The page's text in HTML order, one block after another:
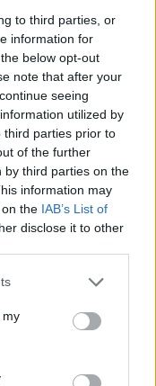
to third parties, or
information for
below opt-out
note that after your
seeing
utilized by
third parties prior to
of the further
by third parties on the
information may
the IAB’s List of
disclose it to other
or more Google
You may click to
third-party tags to
in below Google
my
forme più mature
la
sono adatte
con passaporto
In
conserva un
disegnate a